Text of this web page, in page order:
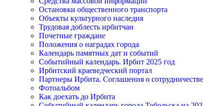
Остановки общественного транспорта
Объекты культурного наследия
Трудовая доблесть ирбитчан
Почетные граждане
Положения о наградах города
Календарь памятных дат и событий
Событийный календарь. Ирбит 2025 год
Ирбитский краеведческий портал
Партнеры Ирбита. Соглашения о
Фотоальбом
Как доехать до Ирбита